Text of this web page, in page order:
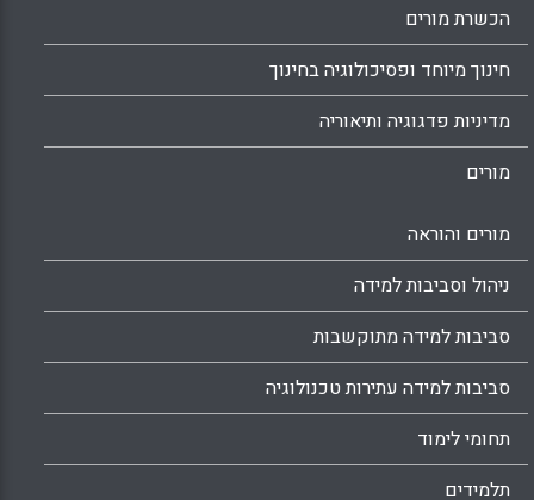
הכשרת מורים
חינוך מיוחד ופסיכולוגיה בחינוך
מדיניות פדגוגיה ותיאוריה
מורים
מורים והוראה
ניהול וסביבות למידה
סביבות למידה מתוקשבות
סביבות למידה עתירות טכנולוגיה
תחומי לימוד
תלמידים